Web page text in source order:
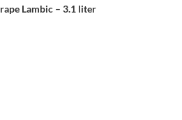
Lambic – 3.1 liter